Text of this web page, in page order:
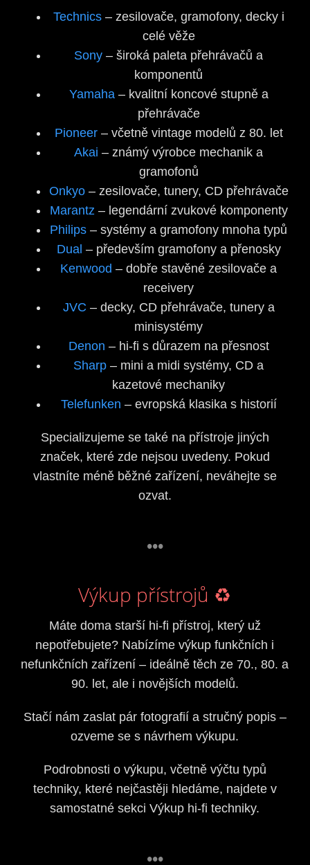
Technics– zesilovače, gramofony, decky i
celé věže
Sony – široká paleta přehrávačů a
komponentů
Yamaha– kvalitní koncové stupně a
přehrávače
Pioneer– včetně vintage modelů z 80. let
Akai – známý výrobce mechanik a
gramofonů
Onkyo– zesilovače, tunery, CD přehrávače
Marantz– legendární zvukové komponenty
Philips – systémy a gramofony mnoha typů
Dual – především gramofony a přenosky
Kenwood – dobře stavěné zesilovače a
receivery
JVC – decky, CD přehrávače, tunery a
minisystémy
Denon – hi-fi s důrazem na přesnost
Sharp – mini a midi systémy, CD a
kazetové mechaniky
Telefunken – evropská klasika s historií
Specializujeme se také na přístroje jiných
značek, které zde nejsou uvedeny. Pokud
vlastníte méně běžné zařízení, neváhejte se
ozvat.
•••
Výkup přístrojů ♻️
Máte doma starší hi-fi přístroj, který už
nepotřebujete? Nabízíme výkup funkčních i
nefunkčních zařízení – ideálně těch ze 70., 80. a
90. let, ale i novějších modelů.
Stačí nám zaslat pár fotografií a stručný popis –
ozveme se s návrhem výkupu.
Podrobnosti o výkupu, včetně výčtu typů
techniky, které nejčastěji hledáme, najdete v
samostatné sekci Výkup hi-fi techniky.
•••